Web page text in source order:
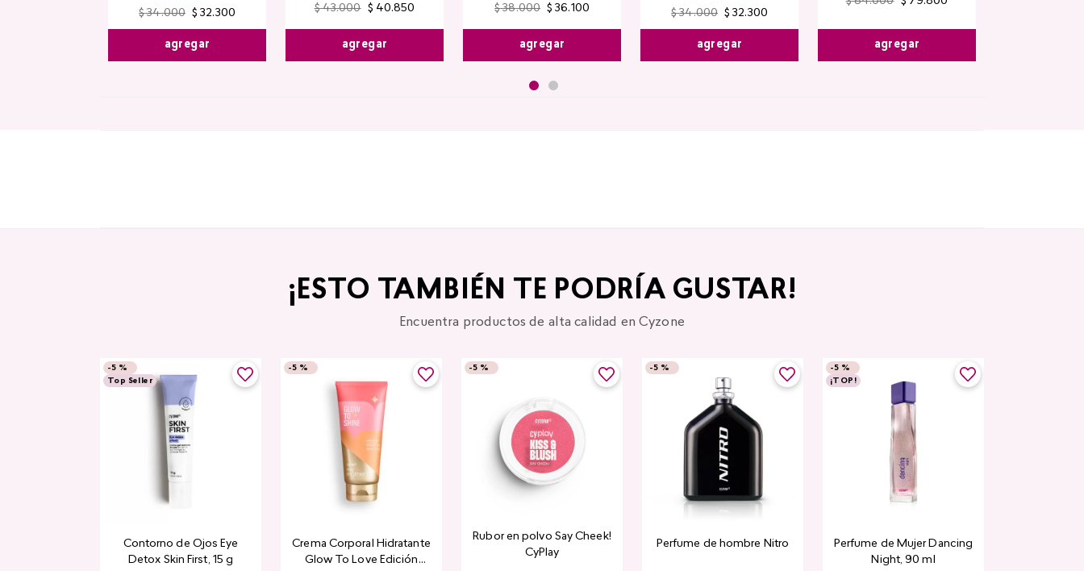
$ 34.000 $ 32.300
agregar
$ 43.000 $ 40.850
agregar
$ 38.000 $ 36.100
agregar
$ 34.000 $ 32.300
agregar agregar
¡ESTO TAMBIÉN TE PODRÍA GUSTAR!
Encuentra productos de alta calidad en Cyzone
-5 %
Top Seller
Contorno de Ojos Eye
Detox Skin First, 15 g
-5 %
Crema Corporal Hidratante
Glow To Love Edición
-5 %
Rubor en polvo Say Cheek!
CyPlay
-5 %
Perfume de hombre Nitro
-5 %
¡TOP!
Perfume de Mujer Dancing
Night, 90 ml